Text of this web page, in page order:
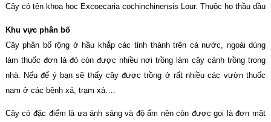
Cây có tên khoa học Excoecaria cochinchinensis Lour. Thuộc họ thầu dầu
Khu vực phân bố
Cây phân bố rộng ở hầu khắp các tỉnh thành trên cả nước, ngoài dùng
làm thuốc đơn lá đỏ còn được nhiều nơi trồng làm cây cảnh trồng trong
nhà. Nếu để ý bạn sẽ thấy cây được trồng ở rất nhiều các vườn thuốc
nam ở các bệnh xá, trạm xá….
Cây có đặc điểm là ưa ánh sáng và độ ẩm nên còn được gọi là đơn mặt